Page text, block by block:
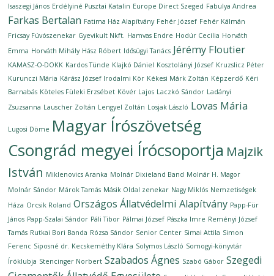
Isaszegi János Erdélyiné Pusztai Katalin Europe Direct Szeged Fabulya Andrea
Farkas Bertalan Fatima Ház Alapítvány Fehér József Fehér Kálmán
Fricsay Fúvószenekar Gyevikult Nkft. Hamvas Endre Hodúr Cecília Horváth
Emma Horváth Mihály Hász Róbert Idősügyi Tanács Jérémy Floutier
KAMASZ-O-DOKK Kardos Tünde Klajkó Dániel Kosztolányi József Kruzslicz Péter
Kurunczi Mária Kárász József Irodalmi Kör Kékesi Márk Zoltán Képzerdő Kéri
Barnabás Köteles Füleki Erzsébet Kövér Lajos Laczkó Sándor Ladányi
Zsuzsanna Lauscher Zoltán Lengyel Zoltán Losjak László Lovas Mária
Lugosi Döme Magyar Írószövetség
Csongrád megyei Írócsoportja Majzik
István Miklenovics Aranka Molnár Dixieland Band Molnár H. Magor
Molnár Sándor Márok Tamás Másik Oldal zenekar Nagy Miklós Nemzetiségek
Háza Orcsik Roland Országos Állatvédelmi Alapítvány Papp-Für
János Papp-Szalai Sándor Páli Tibor Pálmai József Pászka Imre Reményi József
Tamás Rutkai Bori Banda Rózsa Sándor Senior Center Simai Attila Simon
Ferenc Siposné dr. Kecskeméthy Klára Solymos László Somogyi-könyvtár
Íróklubja Stencinger Norbert Szabados Ágnes Szabó Gábor Szegedi